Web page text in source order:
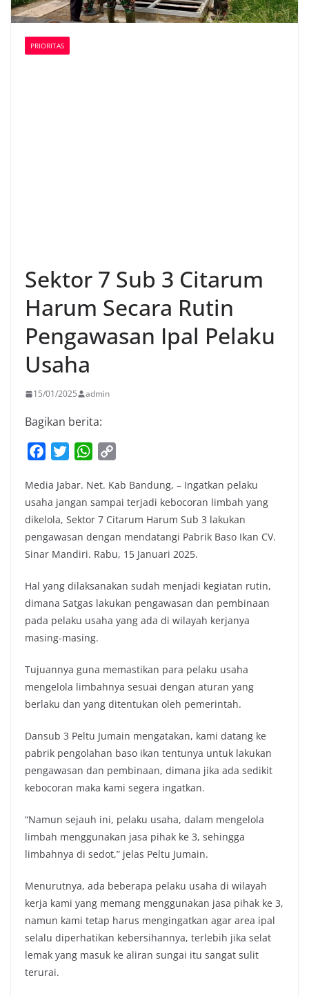
PRIORITAS
Sektor 7 Sub 3 Citarum
Harum Secara Rutin
Pengawasan Ipal Pelaku
Usaha
15/01/2025 admin
Bagikan berita:
c
e
b
o
o
i
t
t
e
r
W
a
t
s
A
p
p
y
L
i
n
Media Jabar. Net. Kab Bandung, – Ingatkan pelaku
usaha jangan sampai terjadi kebocoran limbah yang
dikelola, Sektor 7 Citarum Harum Sub 3 lakukan
pengawasan dengan mendatangi Pabrik Baso Ikan CV.
Sinar Mandiri. Rabu, 15 Januari 2025.
Hal yang dilaksanakan sudah menjadi kegiatan rutin,
dimana Satgas lakukan pengawasan dan pembinaan
pada pelaku usaha yang ada di wilayah kerjanya
masing-masing.
Tujuannya guna memastikan para pelaku usaha
mengelola limbahnya sesuai dengan aturan yang
berlaku dan yang ditentukan oleh pemerintah.
Dansub 3 Peltu Jumain mengatakan, kami datang ke
pabrik pengolahan baso ikan tentunya untuk lakukan
pengawasan dan pembinaan, dimana jika ada sedikit
kebocoran maka kami segera ingatkan.
“Namun sejauh ini, pelaku usaha, dalam mengelola
limbah menggunakan jasa pihak ke 3, sehingga
limbahnya di sedot,” jelas Peltu Jumain.
Menurutnya, ada beberapa pelaku usaha di wilayah
kerja kami yang memang menggunakan jasa pihak ke 3,
namun kami tetap harus mengingatkan agar area ipal
selalu diperhatikan kebersihannya, terlebih jika selat
lemak yang masuk ke aliran sungai itu sangat sulit
terurai.